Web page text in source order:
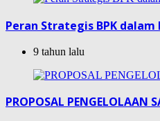
Peran Strategis BPK
9 tahun lalu
PROPOSAL PENGELOLAAN